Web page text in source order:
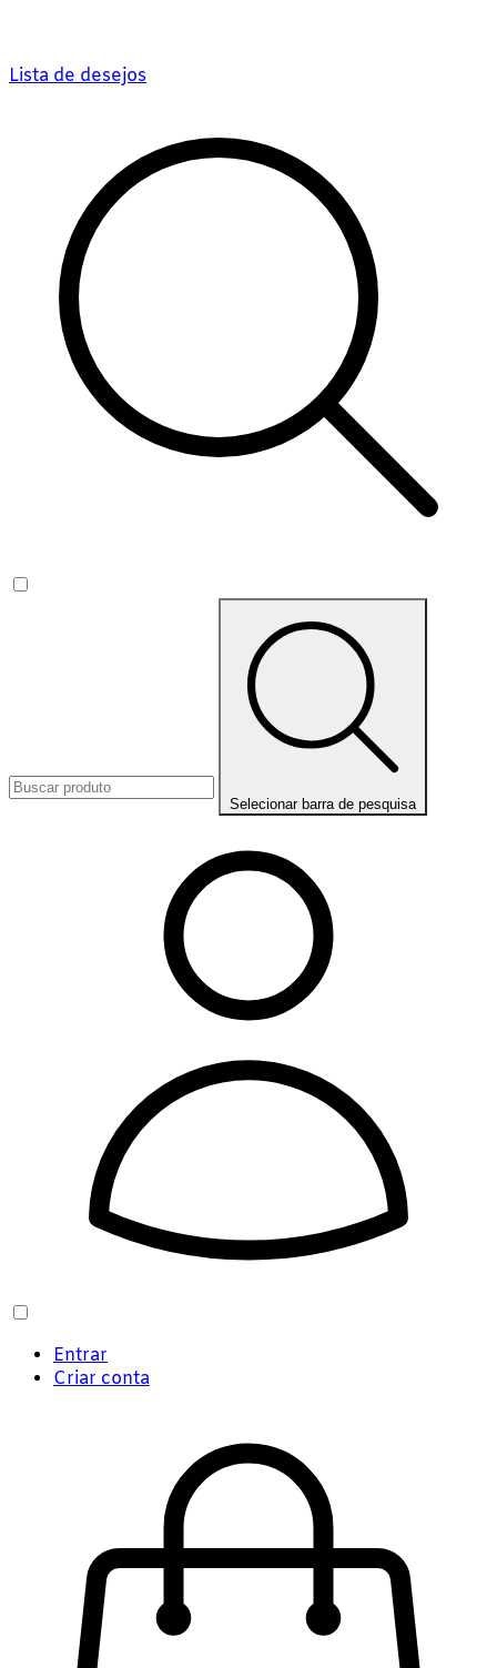
Lista de desejos
Selecionar barra de pesquisa
Entrar
Criar conta